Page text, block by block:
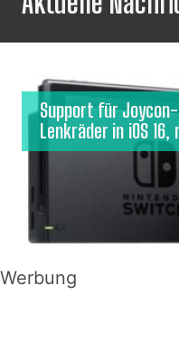
Support für
Lenkräder in iOS 16,
Werbung